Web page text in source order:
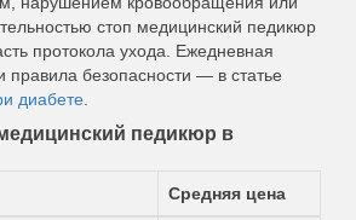
стоп медицинский педикюр
протокола ухода. Ежедневная
безопасности — в статье
диабете
педикюр в
Средняя цена